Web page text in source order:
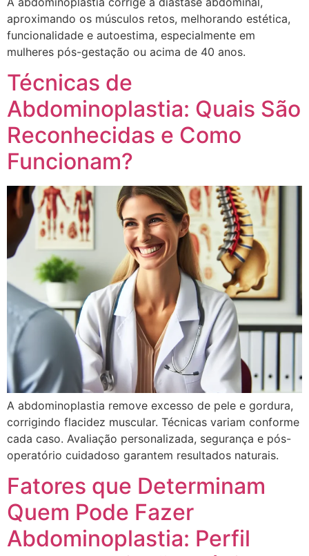
aproximando os músculos retos, melhorando estética,
funcionalidade e autoestima, especialmente em
mulheres pós-gestação ou acima de 40 anos.
Técnicas de
Abdominoplastia: Quais São
Reconhecidas e Como
Funcionam?
A abdominoplastia remove excesso de pele e gordura,
corrigindo flacidez muscular. Técnicas variam conforme
cada caso. Avaliação personalizada, segurança e pós-
operatório cuidadoso garantem resultados naturais.
Fatores que Determinam
Quem Pode Fazer
Abdominoplastia: Perfil